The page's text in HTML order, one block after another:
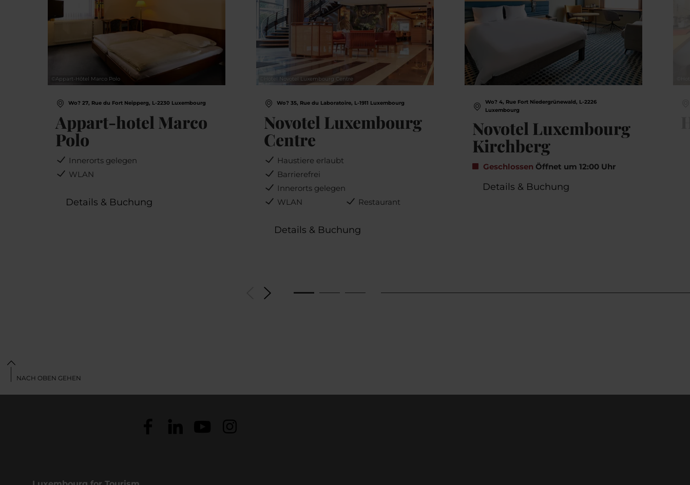
© Appart-Hôtel Marco Polo
Wo? 27, Rue du Fort Neipperg, L-2230 Luxembourg
Appart-hotel Marco
Polo
Innerorts gelegen
WLAN
Details & Buchung
Hotel Novotel Luxembourg Centre
Wo? 35, Rue du Laboratoire, L-1911 Luxembourg
Novotel Luxembourg
Centre
Haustiere erlaubt
Barrierefrei
Innerorts gelegen
WLAN
Restaurant
Details & Buchung
Wo? 4, Rue Fort Niedergrünewald, L-2226
Luxembourg
Novotel Luxembourg
Kirchberg
Geschlossen Öffnet um 12:00 Uhr
Details & Buchung
NACH OBEN GEHEN